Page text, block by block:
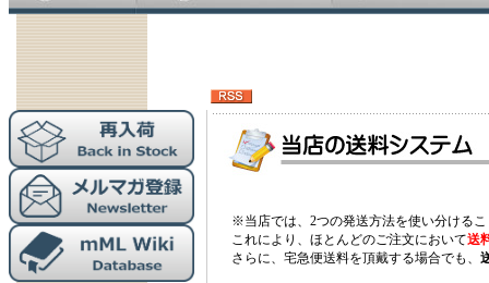
※当店では、2つの発送方法を使い分ける
これにより、ほとんどのご注文において送
さらに、宅急便送料を頂戴する場合でも、